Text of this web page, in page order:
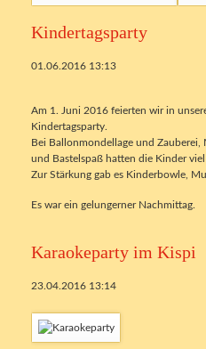
Kindertagsparty
01.06.2016 13:13
Am 1. Juni 2016 feierten wir in
Kindertagsparty.
Bei Ballonmondellage und
und Bastelspaß hatten die Kinder viel
Zur Stärkung gab es Kinderbowle,
Es war ein gelungerner Nachmittag.
Karaokeparty im Kispi
23.04.2016 13:14